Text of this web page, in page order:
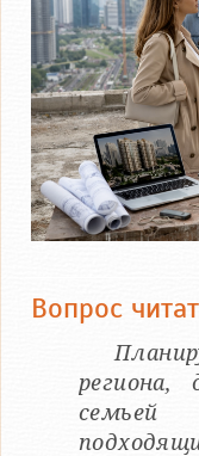
Вопрос
семьей